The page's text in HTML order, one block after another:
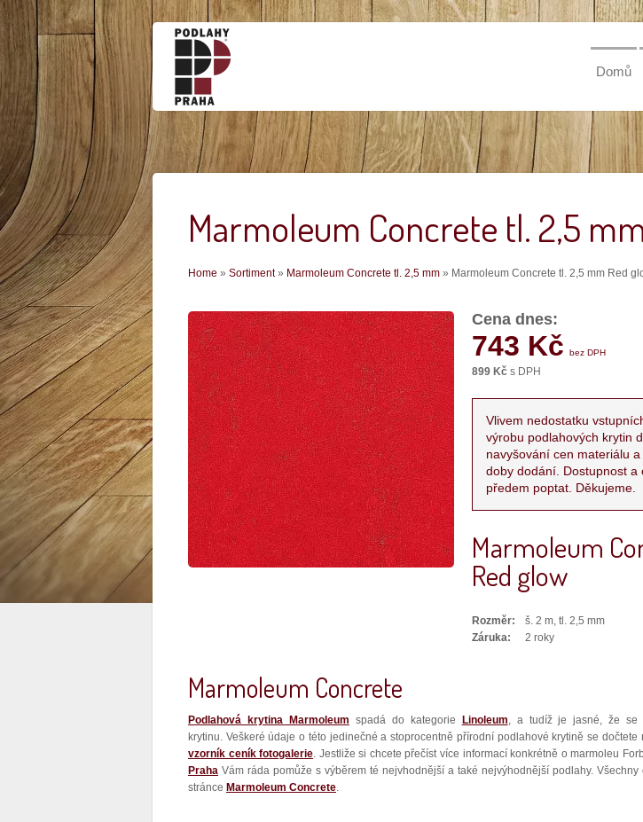
Domů
Marmoleum Concrete tl. 2,5
Jste zde
Home » Sortiment» Marmoleum Concrete tl. 2,5 mm » Marmoleum Concrete tl. 2,5 mm Red
Cena dnes:
743 Kč bez DPH
899 Kč s DPH
Vlivem nedostatku
výrobu podlahových krytin
navyšování cen materiálu
doby dodání. Dostupnost a
předem poptat. Děkujeme.
Marmoleum
Red glow
Rozměr:
š. 2 m, tl. 2,5 mm
Záruka:
2 roky
Marmoleum Concrete
Podlahová krytina Marmoleum spadá do kategorie Linoleum, a tudíž je jasné, že se
krytinu. Veškeré údaje o této jedinečné a stoprocentně přírodní podlahové krytině se dočtete
vzorník ceník fotogalerie. Jestliže si chcete přečíst více informací konkrétně o marmoleu
Praha Vám ráda pomůže s výběrem té nejvhodnější a také nejvýhodnější podlahy.
stránce Marmoleum Concrete.